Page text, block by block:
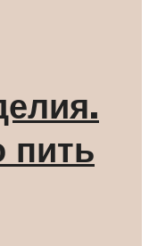
пить